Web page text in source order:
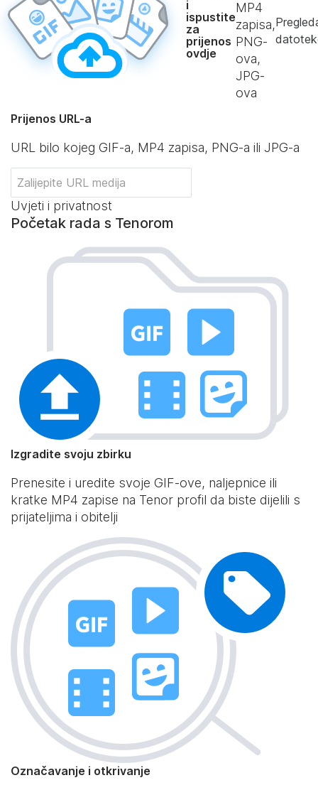
i
ispustite
za
prijenos
ovdje
MP4
zapisa,
PNG-
ova,
JPG-
ova
Prijenos URL-a
URL bilo kojeg GIF-a, MP4 zapisa, PNG-a ili JPG-a
Uvjeti i privatnost
Početak rada s Tenorom
Izgradite svoju zbirku
Prenesite i uredite svoje GIF-ove, naljepnice ili
kratke MP4 zapise na Tenor profil da biste dijelili s
prijateljima i obitelji
Označavanje i otkrivanje